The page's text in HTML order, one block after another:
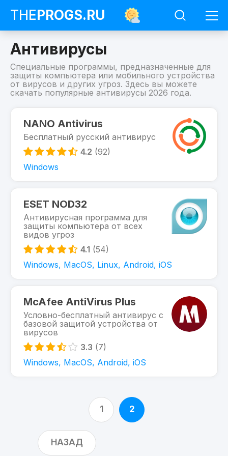
THEPROGS.RU
Антивирусы
Специальные программы, предназначенные для
защиты компьютера или мобильного устройства
от вирусов и других угроз. Здесь вы можете
скачать популярные антивирусы 2026 года.
Антивирусы
NANO Antivirus
Бесплатный русский антивирус
4.2 (92)
Windows
ESET NOD32
Антивирусная программа для
защиты компьютера от всех
видов угроз
4.1 (54)
Windows, MacOS, Linux, Android, iOS
McAfee AntiVirus Plus
Условно-бесплатный антивирус с
базовой защитой устройства от
вирусов
3.3 (7)
Windows, MacOS, Android, iOS
НАЗАД
1 2